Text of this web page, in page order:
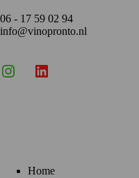
06 - 17 59 02 94
info@vinopronto.nl
InstagramLinkedIn
Home